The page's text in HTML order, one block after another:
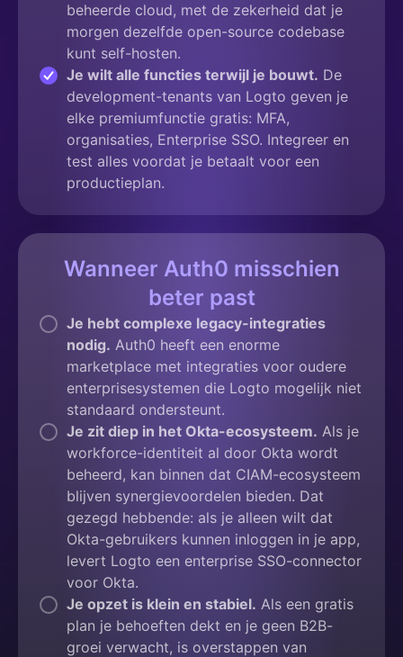
beheerde cloud, met de zekerheid dat je
morgen dezelfde open-source codebase
kunt self-hosten.
Je wilt alle functies terwijl je bouwt. De
development-tenants van Logto geven je
elke premiumfunctie gratis: MFA,
organisaties, Enterprise SSO. Integreer en
test alles voordat je betaalt voor een
productieplan.
Wanneer Auth0 misschien
beter past
Je hebt complexe legacy-integraties
nodig. Auth0 heeft een enorme
marketplace met integraties voor oudere
enterprisesystemen die Logto mogelijk niet
standaard ondersteunt.
Je zit diep in het Okta-ecosysteem. Als je
workforce-identiteit al door Okta wordt
beheerd, kan binnen dat CIAM-ecosysteem
blijven synergievoordelen bieden. Dat
gezegd hebbende: als je alleen wilt dat
Okta-gebruikers kunnen inloggen in je app,
levert Logto een enterprise SSO-connector
voor Okta.
Je opzet is klein en stabiel. Als een gratis
plan je behoeften dekt en je geen B2B-
groei verwacht, is overstappen van